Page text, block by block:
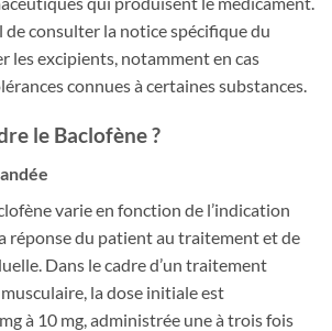
de consulter la notice spécifique du
les excipients, notamment en cas
connues à certaines substances.
le Baclofène ?
varie en fonction de l’indication
réponse du patient au traitement et de
Dans le cadre d’un traitement
la dose initiale est
à 10 mg, administrée une à trois fois